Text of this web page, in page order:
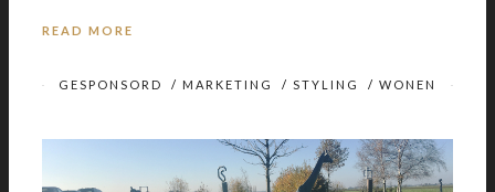
READ MORE
GESPONSORD / MARKETING / STYLING / WONEN